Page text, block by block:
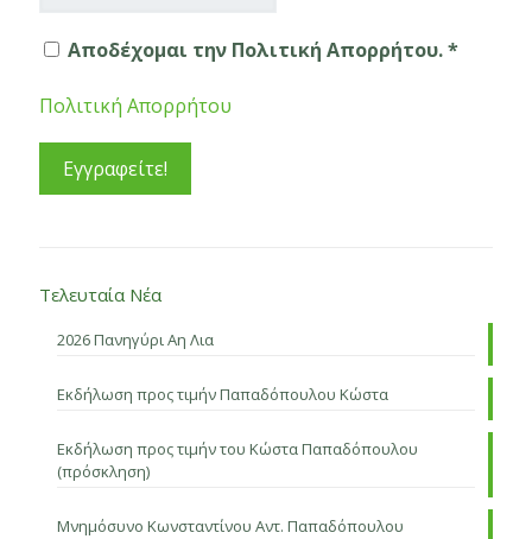
Αποδέχομαι την Πολιτική Απορρήτου. *
Πολιτική Απορρήτου
Τελευταία Νέα
2026 Πανηγύρι Αη Λια
Εκδήλωση προς τιμήν Παπαδόπουλου Κώστα
Εκδήλωση προς τιμήν του Κώστα Παπαδόπουλου
(πρόσκληση)
Μνημόσυνο Κωνσταντίνου Αντ. Παπαδόπουλου